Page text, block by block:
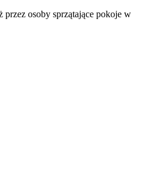
osoby sprzątające pokoje w